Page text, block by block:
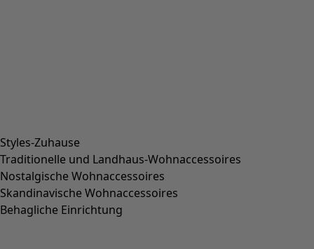
Styles-Zuhause
Traditionelle und Landhaus-Wohnaccessoires
Nostalgische Wohnaccessoires
Skandinavische Wohnaccessoires
Behagliche Einrichtung